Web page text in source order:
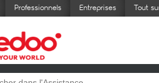
Professionnels Entreprises Tout